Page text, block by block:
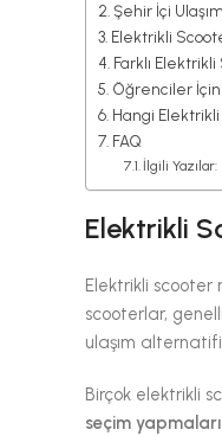
Şehir İçi
Elektrikli
Farklı
Öğrenciler
Hangi
FAQ
İlgili Yazılar:
Elektrikli
Elektrikli
scooterlar,
ulaşım
Birçok elektrikli
seçim